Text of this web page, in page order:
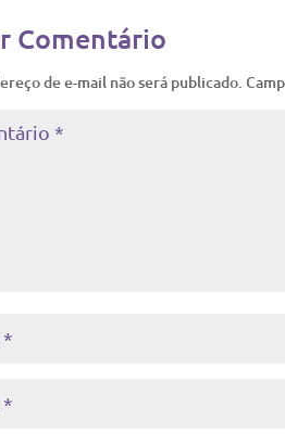
Comentário
de e-mail não será publicado.